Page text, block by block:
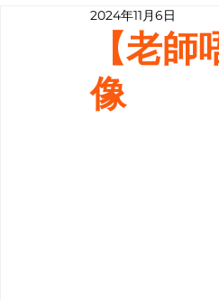
寫履歷表嘅技巧📝
【老
像
2024年11月6日